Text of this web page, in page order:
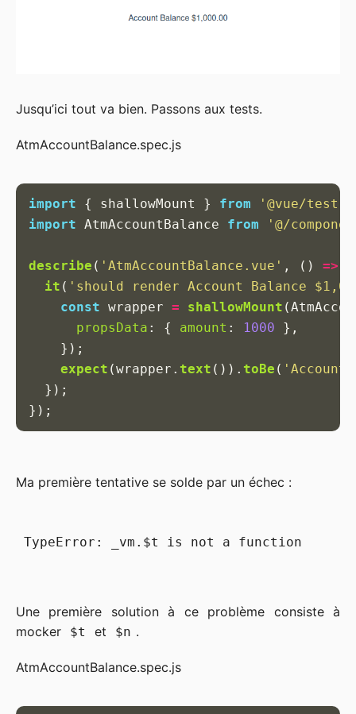
Jusqu’ici tout va bien. Passons aux tests.
AtmAccountBalance.spec.js
import { shallowMount } from ' @vue/
import AtmAccountBalance from ' @/
describe ( ' AtmAccountBalance.vue ' , () =>
it ( ' should render Account Balance
const wrapper = shallowMount (
propsData : { amount : 1000
},
});
expect (wrapper . text ()). toBe ( ' Account
});
});
Ma première tentative se solde par un échec :
TypeError: _vm.$t is not a function
Une première solution à ce problème consiste à
mocker
$t et $n .
AtmAccountBalance.spec.js